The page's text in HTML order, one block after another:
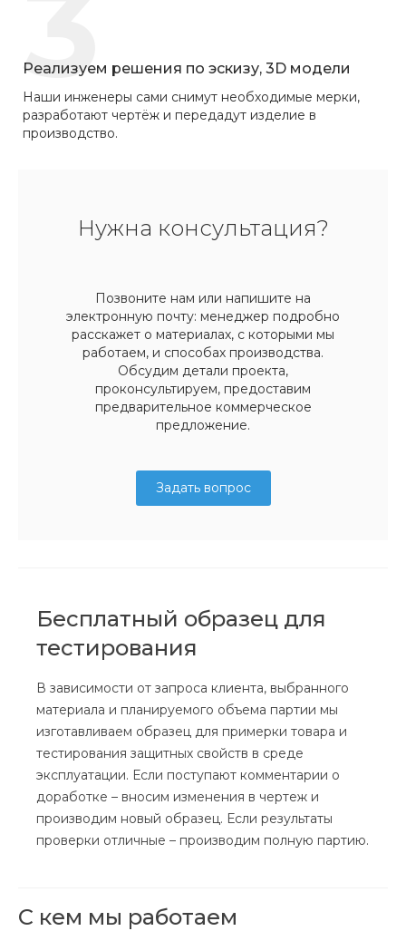
Реализуем решения по эскизу, 3D модели
Наши инженеры сами снимут необходимые мерки,
разработают чертёж и передадут изделие в
производство.
Нужна консультация?
Позвоните нам или напишите на
электронную почту: менеджер подробно
расскажет о материалах, с которыми мы
работаем, и способах производства.
Обсудим детали проекта,
проконсультируем, предоставим
предварительное коммерческое
предложение.
Задать вопрос
Бесплатный образец для
тестирования
В зависимости от запроса клиента, выбранного
материала и планируемого объема партии мы
изготавливаем образец для примерки товара и
тестирования защитных свойств в среде
эксплуатации. Если поступают комментарии о
доработке – вносим изменения в чертеж и
производим новый образец. Если результаты
проверки отличные – производим полную партию.
С кем мы работаем